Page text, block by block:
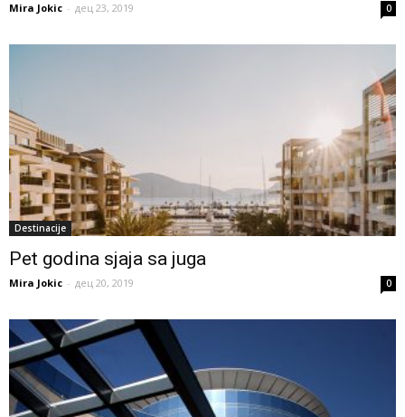
Mira Jokic - дец 23, 2019 0
Destinacije
Pet godina sjaja sa juga
Mira Jokic - дец 20, 2019 0